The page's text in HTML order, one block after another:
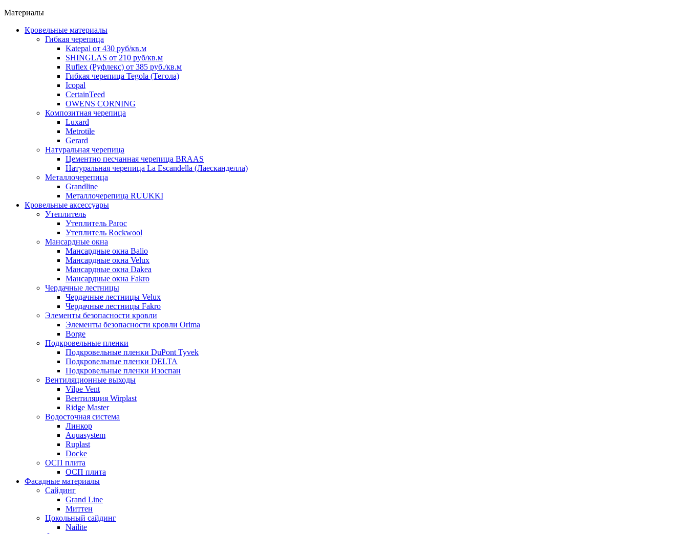
Материалы
Кровельные материалы
Гибкая черепица
Katepal от 430 руб/кв.м
SHINGLAS от 210 руб/кв.м
Ruflex (Руфлекс) от 385 руб./кв.м
Гибкая черепица Tegola (Тегола)
Icopal
CertainTeed
OWENS CORNING
Композитная черепица
Luxard
Metrotile
Gerard
Натуральная черепица
Цементно песчанная черепица BRAAS
Натуральная черепица La Escandella (Лаесканделла)
Металлочерепица
Grandline
Металлочерепица RUUKKI
Кровельные аксессуары
Утеплитель
Утеплитель Paroc
Утеплитель Rockwool
Мансардные окна
Мансардные окна Balio
Мансардные окна Velux
Мансардные окна Dakea
Мансардные окна Fakro
Чердачные лестницы
Чердачные лестницы Velux
Чердачные лестницы Fakro
Элементы безопасности кровли
Элементы безопасности кровли Orima
Borge
Подкровельные пленки
Подкровельные пленки DuPont Tyvek
Подкровельные пленки DELTA
Подкровельные пленки Изоспан
Вентиляционные выходы
Vilpe Vent
Вентиляция Wirplast
Ridge Master
Водосточная система
Линкор
Aquasystem
Ruplast
Docke
ОСП плита
ОСП плита
Фасадные материалы
Сайдинг
Grand Line
Миттен
Цокольный сайдинг
Nailite